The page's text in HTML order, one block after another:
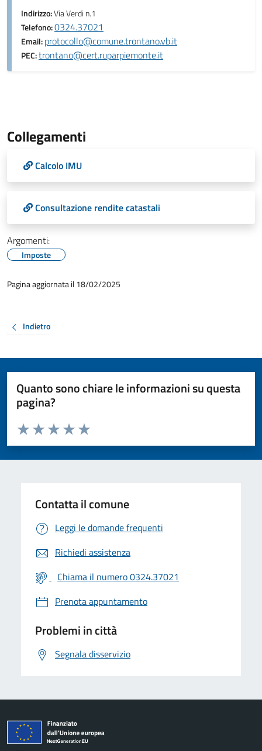
Indirizzo:Via Verdi n.1
Telefono:0324.37021
Email:protocollo@comune.trontano.vb.it
PEC:trontano@cert.ruparpiemonte.it
Collegamenti
Calcolo IMU
Consultazione rendite catastali
Argomenti:
Imposte
Pagina aggiornata il 18/02/2025
Indietro
Quanto sono chiare le informazioni su questa
pagina?
Valuta da 1 a 5 stelle la pagina
Valuta 5 stelle su 5
Valuta 4 stelle su 5
Valuta 3 stelle su 5
Valuta 2 stelle su 5
Valuta 1 stelle su 5
Contatta il comune
Leggi le domande frequenti
Richiedi assistenza
Chiama il numero 0324.37021
Prenota appuntamento
Problemi in città
Segnala disservizio